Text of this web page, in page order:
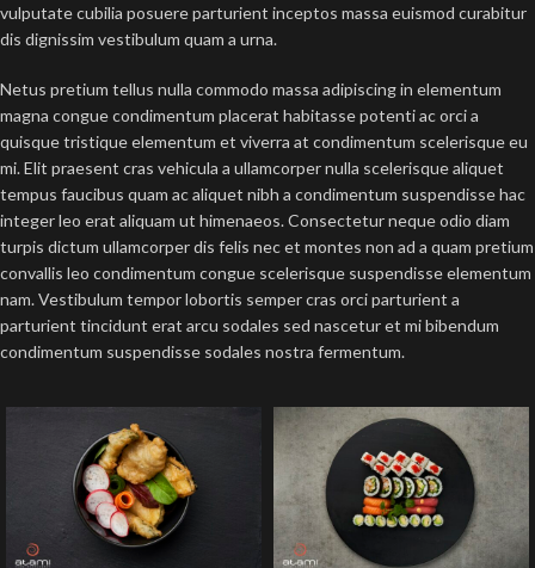
vulputate cubilia posuere parturient inceptos massa euismod curabitur
dis dignissim vestibulum quam a urna.
Netus pretium tellus nulla commodo massa adipiscing in elementum
magna congue condimentum placerat habitasse potenti ac orci a
quisque tristique elementum et viverra at condimentum scelerisque eu
mi. Elit praesent cras vehicula a ullamcorper nulla scelerisque aliquet
tempus faucibus quam ac aliquet nibh a condimentum suspendisse hac
integer leo erat aliquam ut himenaeos. Consectetur neque odio diam
turpis dictum ullamcorper dis felis nec et montes non ad a quam pretium
convallis leo condimentum congue scelerisque suspendisse elementum
nam. Vestibulum tempor lobortis semper cras orci parturient a
parturient tincidunt erat arcu sodales sed nascetur et mi bibendum
condimentum suspendisse sodales nostra fermentum.